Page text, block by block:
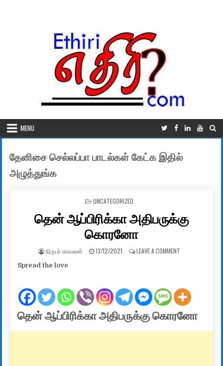
MENU
தேனிசை செல்லப்பா பாடல்கள் கேட்க இதில்
அழுத்துங்க
POSTED IN
UNCATEGORIZED
தென் ஆப்பிரிக்கா அதிபருக்கு
கொரனோ
AUTHOR:
நிருபர் காவலன் PUBLISHED DATE:
13/12/2021 LEAVE A COMMENTON தென்
Spread the love
தென் ஆப்பிரிக்கா அதிபருக்கு கொரனோ